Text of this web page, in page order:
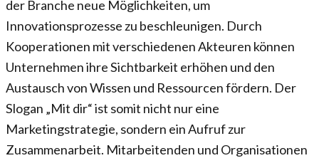
der Branche neue Möglichkeiten, um
Innovationsprozesse zu beschleunigen. Durch
Kooperationen mit verschiedenen Akteuren können
Unternehmen ihre Sichtbarkeit erhöhen und den
Austausch von Wissen und Ressourcen fördern. Der
Slogan „Mit dir“ ist somit nicht nur eine
Marketingstrategie, sondern ein Aufruf zur
Zusammenarbeit. Mitarbeitenden und Organisationen